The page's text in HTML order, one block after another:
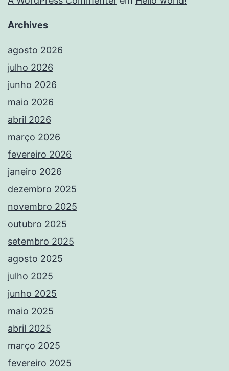
Archives
agosto 2026
julho 2026
junho 2026
maio 2026
abril 2026
março 2026
fevereiro 2026
janeiro 2026
dezembro 2025
novembro 2025
outubro 2025
setembro 2025
agosto 2025
julho 2025
junho 2025
maio 2025
abril 2025
março 2025
fevereiro 2025